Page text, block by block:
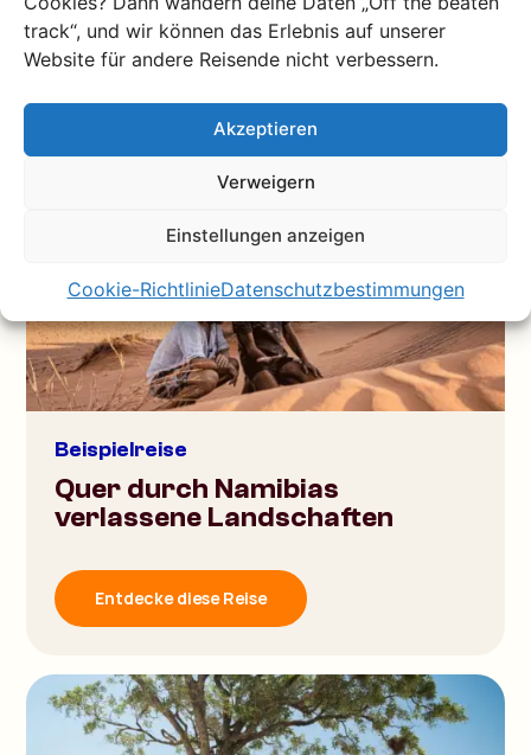
track“, und wir können das Erlebnis auf unserer
Website für andere Reisende nicht verbessern.
Akzeptieren
Verweigern
Einstellungen anzeigen
Cookie-RichtlinieDatenschutzbestimmungen
Landschaften bis zu unvergesslicher Tierwelt,
ein Tagebuch voller Abenteuer mit…
Mehr lesen
Beispielreise
Quer durch Namibias
verlassene Landschaften
Entdecke diese Reise